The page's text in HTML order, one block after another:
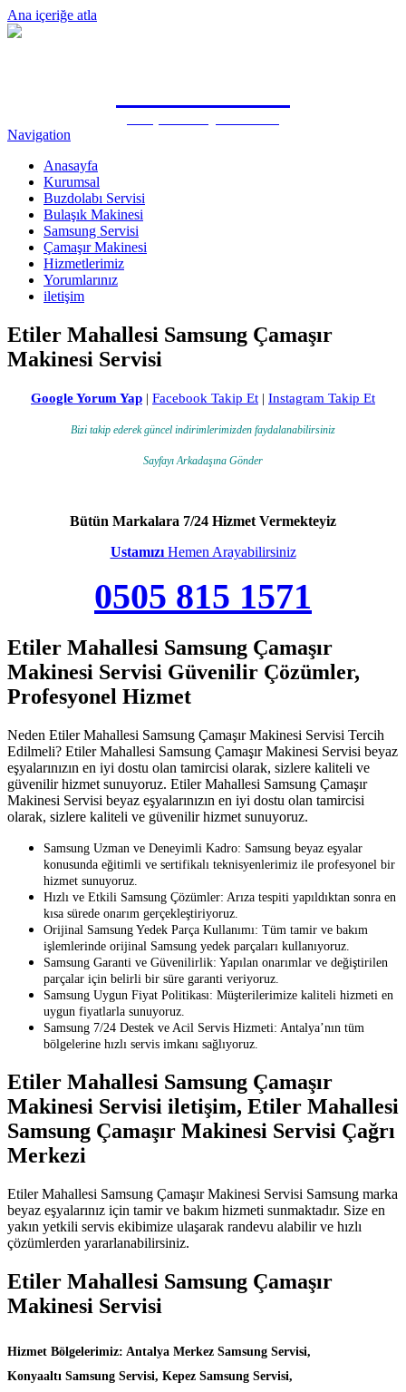
Ana içeriğe atla
Navigation
Anasayfa
Kurumsal
Buzdolabı Servisi
Bulaşık Makinesi
Samsung Servisi
Çamaşır Makinesi
Hizmetlerimiz
Yorumlarınız
iletişim
Etiler Mahallesi Samsung Çamaşır
Makinesi Servisi
Google Yorum Yap | Facebook Takip Et | Instagram Takip Et
Bizi takip ederek güncel indirimlerimizden faydalanabilirsiniz
Sayfayı Arkadaşına Gönder
Bütün Markalara 7/24 Hizmet Vermekteyiz
Ustamızı Hemen Arayabilirsiniz
0505 815 1571
Etiler Mahallesi Samsung Çamaşır
Makinesi Servisi Güvenilir Çözümler,
Profesyonel Hizmet
Neden Etiler Mahallesi Samsung Çamaşır Makinesi Servisi Tercih
Edilmeli? Etiler Mahallesi Samsung Çamaşır Makinesi Servisi beyaz
eşyalarınızın en iyi dostu olan tamircisi olarak, sizlere kaliteli ve
güvenilir hizmet sunuyoruz. Etiler Mahallesi Samsung Çamaşır
Makinesi Servisi beyaz eşyalarınızın en iyi dostu olan tamircisi
olarak, sizlere kaliteli ve güvenilir hizmet sunuyoruz.
Samsung Uzman ve Deneyimli Kadro: Samsung beyaz eşyalar
konusunda eğitimli ve sertifikalı teknisyenlerimiz ile profesyonel bir
hizmet sunuyoruz.
Hızlı ve Etkili Samsung Çözümler: Arıza tespiti yapıldıktan sonra en
kısa sürede onarım gerçekleştiriyoruz.
Orijinal Samsung Yedek Parça Kullanımı: Tüm tamir ve bakım
işlemlerinde orijinal Samsung yedek parçaları kullanıyoruz.
Samsung Garanti ve Güvenilirlik: Yapılan onarımlar ve değiştirilen
parçalar için belirli bir süre garanti veriyoruz.
Samsung Uygun Fiyat Politikası: Müşterilerimize kaliteli hizmeti en
uygun fiyatlarla sunuyoruz.
Samsung 7/24 Destek ve Acil Servis Hizmeti: Antalya’nın tüm
bölgelerine hızlı servis imkanı sağlıyoruz.
Etiler Mahallesi Samsung Çamaşır
Makinesi Servisi iletişim, Etiler Mahallesi
Samsung Çamaşır Makinesi Servisi Çağrı
Merkezi
Etiler Mahallesi Samsung Çamaşır Makinesi Servisi Samsung marka
beyaz eşyalarınız için tamir ve bakım hizmeti sunmaktadır. Size en
yakın yetkili servis ekibimize ulaşarak randevu alabilir ve hızlı
çözümlerden yararlanabilirsiniz.
Etiler Mahallesi Samsung Çamaşır
Makinesi Servisi
Hizmet Bölgelerimiz: Antalya Merkez Samsung Servisi,
Konyaaltı Samsung Servisi, Kepez Samsung Servisi,